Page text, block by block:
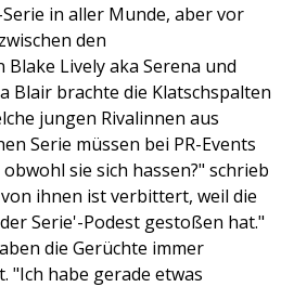
in aller Munde, aber vor
den
Lively aka Serena und
Blair brachte die Klatschspalten
jungen Rivalinnen aus
Serie müssen bei PR-Events
sie sich hassen?" schrieb
ihnen ist verbittert, weil die
Serie'-Podest gestoßen hat."
die Gerüchte immer
"Ich habe gerade etwas